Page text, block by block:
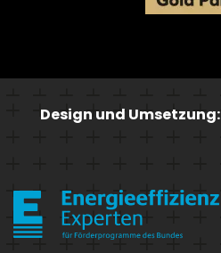
Design und Umsetzung: